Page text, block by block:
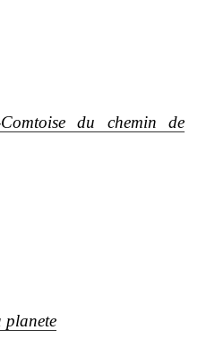
du chemin de
planete